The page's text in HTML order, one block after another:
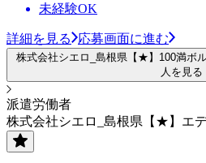
未経験OK
詳細を見る 応募画面に進む
株式会社シエロ_島根県【★】100満ボ
人を見る
派遣労働者
株式会社シエロ_島根県【★】エ